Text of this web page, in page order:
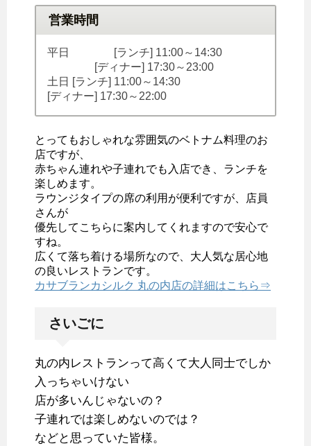
営業時間
平日 [ランチ] 11:00～14:30
[ディナー] 17:30～23:00
土日 [ランチ] 11:00～14:30
[ディナー] 17:30～22:00
とってもおしゃれな雰囲気のベトナム料理のお
店ですが、
赤ちゃん連れや子連れでも入店でき、ランチを
楽しめます。
ラウンジタイプの席の利用が便利ですが、店員
さんが
優先してこちらに案内してくれますので安心で
すね。
広くて落ち着ける場所なので、大人気な居心地
の良いレストランです。
カサブランカシルク 丸の内店の詳細はこちら⇒
さいごに
丸の内レストランって高くて大人同士でしか
入っちゃいけない
店が多いんじゃないの？
子連れでは楽しめないのでは？
などと思っていた皆様。